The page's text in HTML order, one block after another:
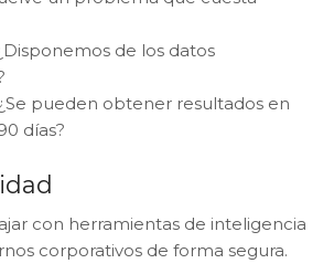
de los datos
pueden obtener resultados en
días?
con herramientas de inteligencia
corporativos de forma segura.